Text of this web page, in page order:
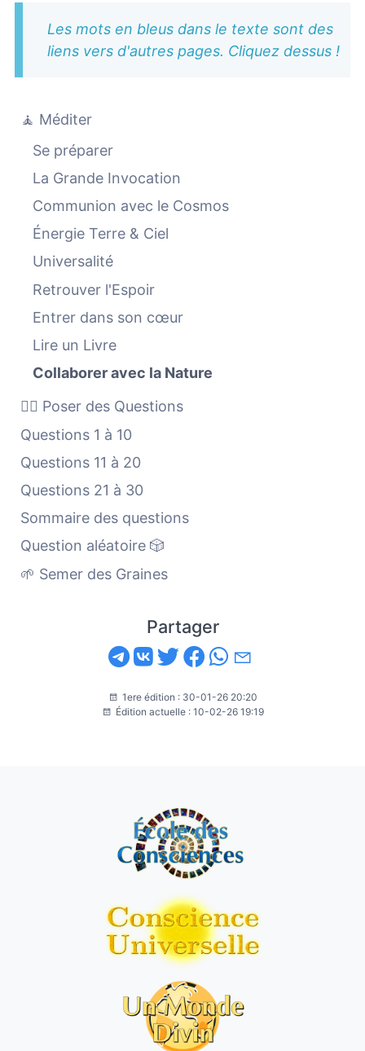
Les mots en bleus dans le texte sont des
liens vers d'autres pages. Cliquez dessus !
🧘 Méditer
Se préparer
La Grande Invocation
Communion avec le Cosmos
Énergie Terre & Ciel
Universalité
Retrouver l'Espoir
Entrer dans son cœur
Lire un Livre
Collaborer avec la Nature
🙋‍♀️ Poser des Questions
Questions 1 à 10
Questions 11 à 20
Questions 21 à 30
Sommaire des questions
Question aléatoire 🎲
🌱 Semer des Graines
Partager
1ere édition : 30-01-26 20:20
Édition actuelle : 10-02-26 19:19